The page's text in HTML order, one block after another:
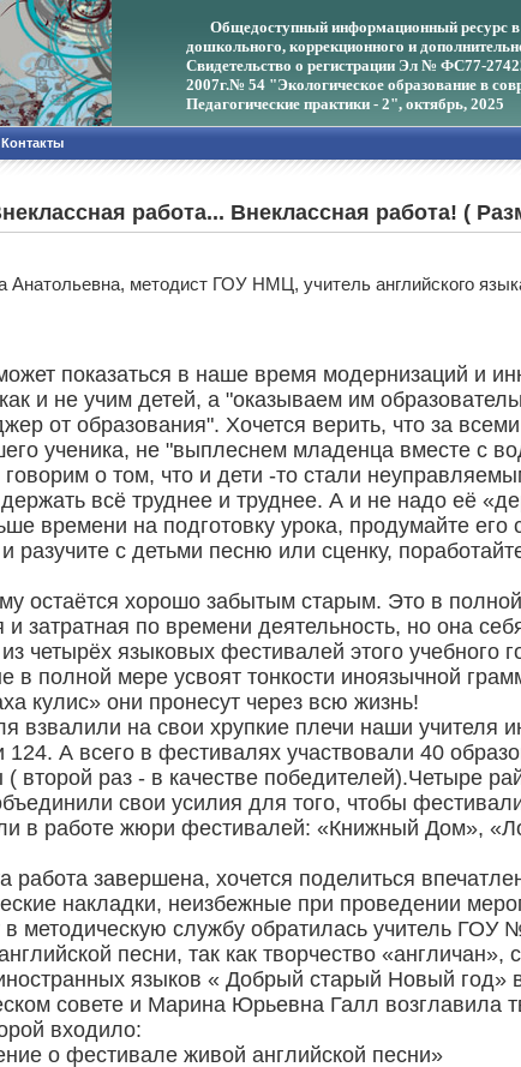
Общедоступный информационный ресурс
дошкольного, коррекционного и
Свидетельство о регистрации Эл № ФС77-
2007г.№ 54 "Экологическое образование в
Педагогические практики - 2", октябрь, 2025
Контакты
работа... Внеклассная работа! (
Анатольевна, методист ГОУ НМЦ, учитель английского
показаться в наше время модернизаций и
и не учим детей, а "оказываем им
от образования". Хочется верить, что за
ученика, не "выплеснем младенца вместе с
говорим о том, что и дети -то стали
всё труднее и труднее. А и не надо её
времени на подготовку урока, продумайте его
разучите с детьми песню или сценку,
остаётся хорошо забытым старым. Это в
и затратная по времени деятельность, но она
четырёх языковых фестивалей этого учебного
в полной мере усвоят тонкости иноязычной
кулис» они пронесут через всю жизнь!
взвалили на свои хрупкие плечи наши учителя
А всего в фестивалях участвовали 40
второй раз - в качестве победителей).Четыре
свои усилия для того, чтобы
в работе жюри фестивалей: «Книжный Дом»,
работа завершена, хочется поделиться
накладки, неизбежные при проведении
методическую службу обратилась учитель ГОУ
песни, так как творчество
языков « Добрый старый Новый год»
совете и Марина Юрьевна Галл возглавила
входило:
о фестивале живой английской песни»